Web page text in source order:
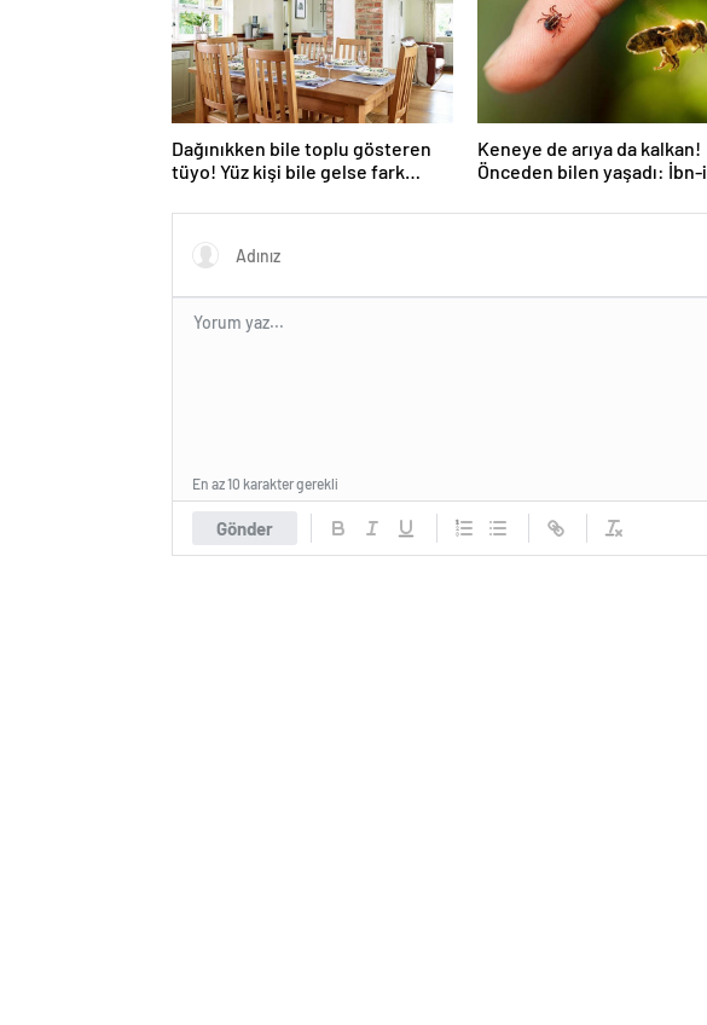
Dağınıkken bile toplu gösteren
tüyo! Yüz kişi bile gelse fark
Keneye de arıya da kalkan!
Önceden bilen yaşadı: İbn-i
Gönder
En az 10 karakter gerekli